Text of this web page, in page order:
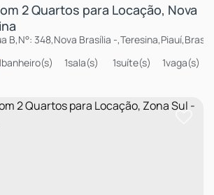
2 Quartos para Locação, Nova
B,N°: 348,Nova Brasília ,Teresina,Piauí,Brasil
banheiro(s) 1sala(s) 1suíte(s) 1vaga(s)